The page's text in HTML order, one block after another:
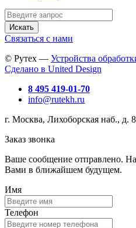
Искать
Связаться с нами
© Рутех — Устройства
Сделано в United Design
8 495 419-01-70
info@rutekh.ru
г. Москва, Лихоборская наб., д.
Заказ звонка
Ваше сообщение отправлено.
Вами в ближайшем будущем.
Имя
Телефон